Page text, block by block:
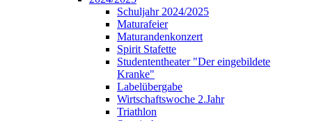
Schuljahr 2024/2025
Maturafeier
Maturandenkonzert
Spirit Stafette
Studententheater "Der eingebildete
Kranke"
Labelübergabe
Wirtschaftswoche 2.Jahr
Triathlon